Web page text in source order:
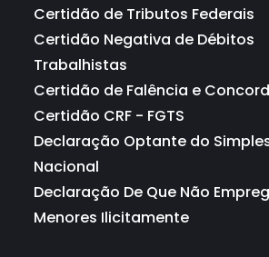
Certidão de Tributos Federais
Certidão Negativa de Débitos
Trabalhistas
Certidão de Falência e
Certidão CRF - FGTS
Declaração Optante do
Nacional
Declaração De Que Não
Menores Ilicitamente